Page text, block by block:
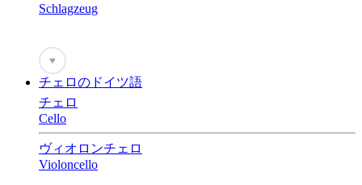
Schlagzeug
♥
チェロのドイツ語
チェロ
Cello
ヴィオロンチェロ
Violoncello